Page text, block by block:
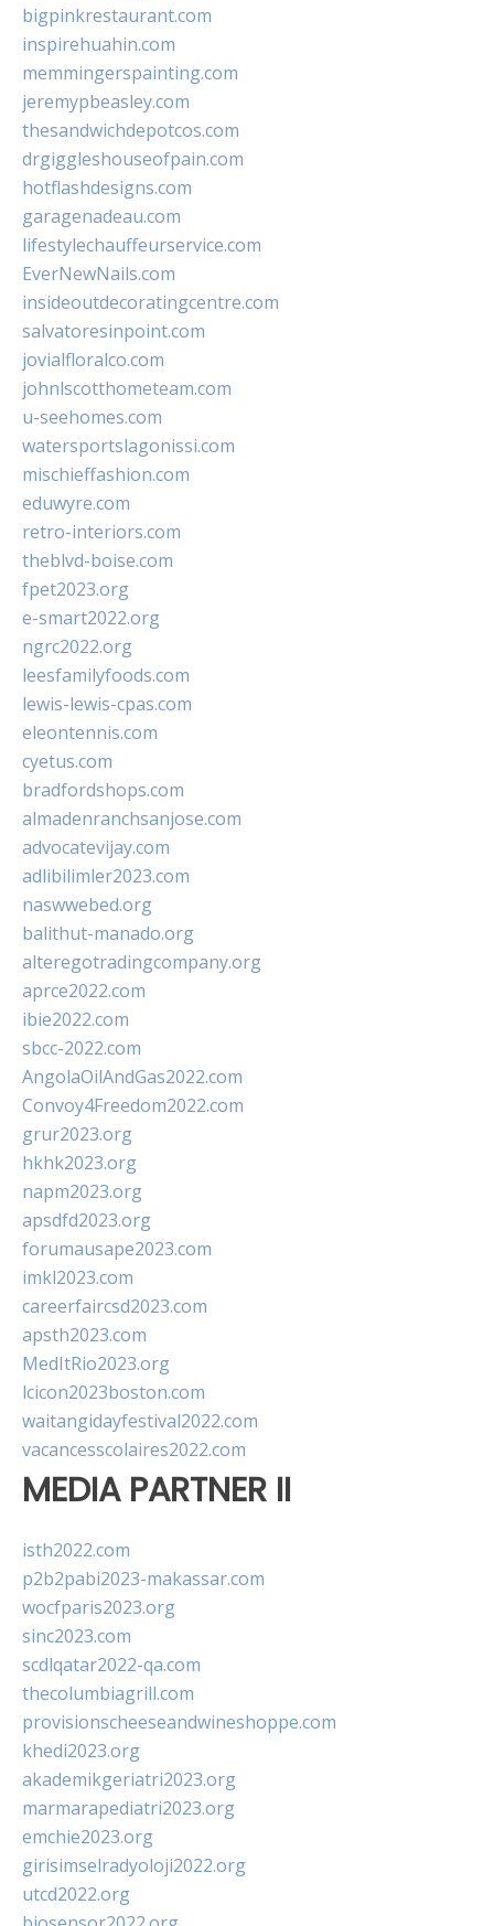
bigpinkrestaurant.com
inspirehuahin.com
memmingerspainting.com
jeremypbeasley.com
thesandwichdepotcos.com
drgiggleshouseofpain.com
hotflashdesigns.com
garagenadeau.com
lifestylechauffeurservice.com
EverNewNails.com
insideoutdecoratingcentre.com
salvatoresinpoint.com
jovialfloralco.com
johnlscotthometeam.com
u-seehomes.com
watersportslagonissi.com
mischieffashion.com
eduwyre.com
retro-interiors.com
theblvd-boise.com
fpet2023.org
e-smart2022.org
ngrc2022.org
leesfamilyfoods.com
lewis-lewis-cpas.com
eleontennis.com
cyetus.com
bradfordshops.com
almadenranchsanjose.com
advocatevijay.com
adlibilimler2023.com
naswwebed.org
balithut-manado.org
alteregotradingcompany.org
aprce2022.com
ibie2022.com
sbcc-2022.com
AngolaOilAndGas2022.com
Convoy4Freedom2022.com
grur2023.org
hkhk2023.org
napm2023.org
apsdfd2023.org
forumausape2023.com
imkl2023.com
careerfaircsd2023.com
apsth2023.com
MedItRio2023.org
lcicon2023boston.com
waitangidayfestival2022.com
vacancesscolaires2022.com
MEDIA PARTNER II
isth2022.com
p2b2pabi2023-makassar.com
wocfparis2023.org
sinc2023.com
scdlqatar2022-qa.com
thecolumbiagrill.com
provisionscheeseandwineshoppe.com
khedi2023.org
akademikgeriatri2023.org
marmarapediatri2023.org
emchie2023.org
girisimselradyoloji2022.org
utcd2022.org